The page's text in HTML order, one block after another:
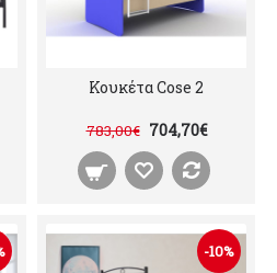
Κουκέτα Cose 2
783,00€ 704,70€
-10%